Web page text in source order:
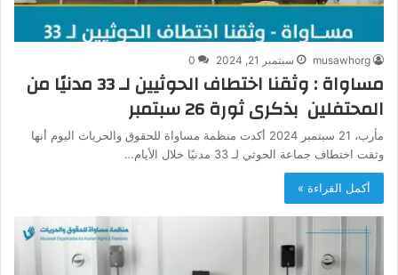
musawhorg سبتمبر 21, 2024 0
مساواة : وثقنا اختطاف الحوثيين لـ 33 مدنيًا من
المحتفلين بذكرى ثورة 26 سبتمبر
مأرب، 21 سبتمبر 2024 أكدت منظمة مساواة للحقوق والحريات اليوم أنها
وثقت اختطاف جماعة الحوثي لـ 33 مدنيًا خلال الأيام…
أكمل القراءة »